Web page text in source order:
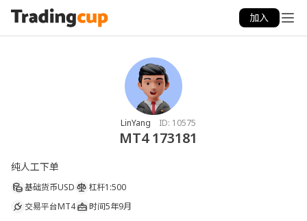
加入
LinYang ID: 10575
MT4 173181
纯人工下单
基础货币USD 杠杆1:500
交易平台MT4 时间5年9月